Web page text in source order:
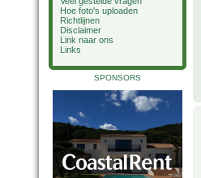
Hoe foto's uploaden
Richtlijnen
Disclaimer
Link naar ons
Links
SPONSORS